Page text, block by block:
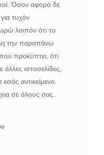
Όσον αφορά δε
τυχόν
λοιπόν ότι το
την παραπάνω
προκύπτει, ότι
άλλες ιστοσελίδες,
αντικείμενο.
σε όλους σας.